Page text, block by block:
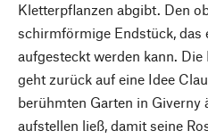
Kletterpflanzen abgibt. Den
schirmförmige Endstück, das
aufgesteckt werden kann.
geht zurück auf eine Idee
berühmten Garten in
aufstellen ließ, damit seine